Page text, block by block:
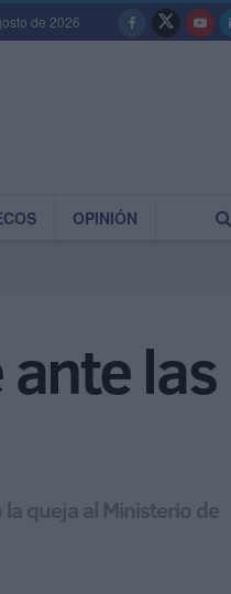
de 2026
OPINIÓN
las
queja al Ministerio de